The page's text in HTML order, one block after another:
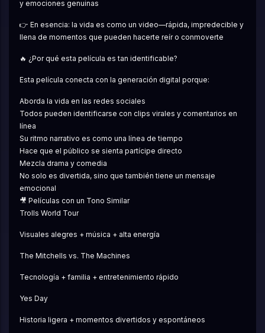
y emociones genuinas
👉 En esencia: la vida es como un video—rápida, impredecible y
llena de momentos que pueden hacerte reír o conmoverte
🔥 ¿Por qué esta película es tan identificable?
Esta película conecta con la generación digital porque:
Aborda la vida en las redes sociales
Todos pueden identificarse con clips virales y comentarios en
línea
Su ritmo narrativo es como una línea de tiempo
Hace que el público se sienta partícipe directo
Mezcla drama y comedia
No solo es divertida, sino que también tiene un mensaje
emocional
🎥 Películas con un Tono Similar
Trolls World Tour
Visuales alegres + música + alta energía
The Mitchells vs. The Machines
Tecnología + familia + entretenimiento rápido
Yes Day
Historia ligera + momentos divertidos y espontáneos